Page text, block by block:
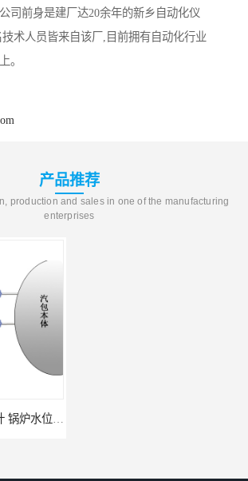
司前身是建厂达20余年的新乡自动化仪
术人员皆来自该厂,目前拥有自动化行业
。
产品推荐
production and sales in one of the manufacturing
enterprises
北海智能锅炉液位计 锅炉水位计厂商 自动适应自动校准